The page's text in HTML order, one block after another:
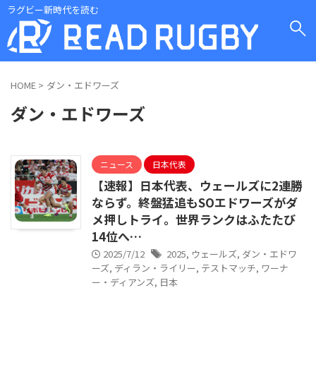
ラグビー新時代を読む
HOME > ダン・エドワーズ
ダン・エドワーズ
ニュース 日本代表
【速報】日本代表、ウェールズに2連勝
ならず。終盤猛追もSOエドワーズがダ
メ押しトライ。世界ランクはふたたび
14位へ…
2025/7/12 2025, ウェールズ, ダン・エドワ
ーズ, ディラン・ライリー, テストマッチ, ワーナ
ー・ディアンズ, 日本